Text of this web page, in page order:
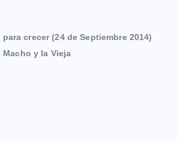
crecer (24 de Septiembre 2014)
y la Vieja